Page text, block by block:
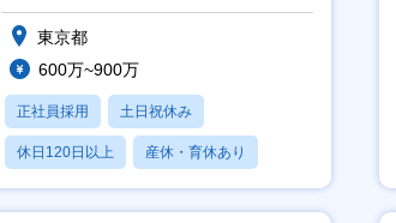
ベテラン歓迎
東京都
600万~900万
正社員採用 土日祝休み
休日120日以上 産休・育休あり
月残業20時間以内